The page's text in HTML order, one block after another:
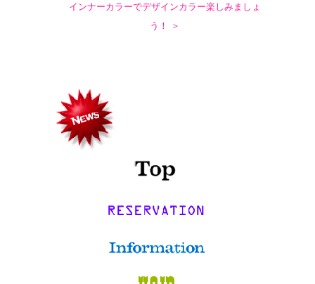
インナーカラーでデザインカラー楽しみましょ
う！ ＞